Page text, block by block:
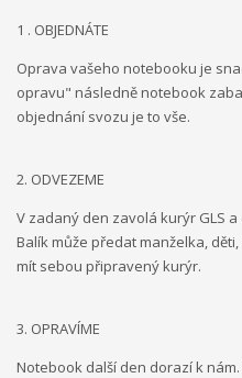
1 . OBJEDNÁTE
Oprava vašeho notebooku je
opravu" následně notebook
objednání svozu je to vše.
2. ODVEZEME
V zadaný den zavolá kurýr GLS
Balík může předat manželka,
mít sebou připravený kurýr.
3. OPRAVÍME
Notebook další den dorazí k